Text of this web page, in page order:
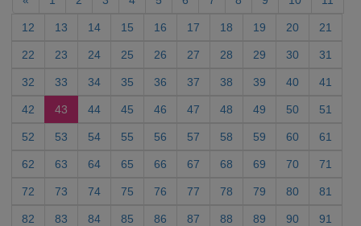
12 13 14 15 16 17 18 19 20 21
22 23 24 25 26 27 28 29 30 31
32 33 34 35 36 37 38 39 40 41
42 43 44 45 46 47 48 49 50 51
52 53 54 55 56 57 58 59 60 61
62 63 64 65 66 67 68 69 70 71
72 73 74 75 76 77 78 79 80 81
82 83 84 85 86 87 88 89 90 91